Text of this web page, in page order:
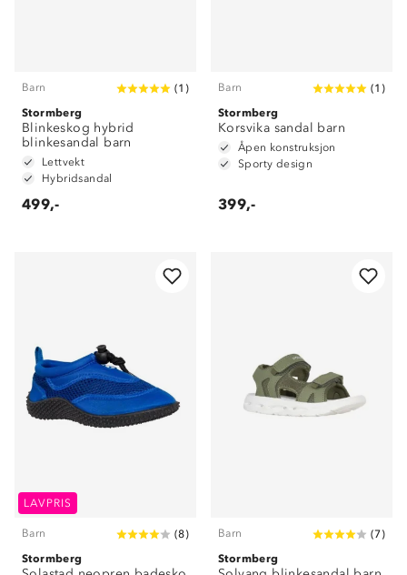
Barn (1 )
Stormberg
Blinkeskog hybrid
blinkesandal barn
Lettvekt
Hybridsandal
499,-
Barn (1 )
Stormberg
Korsvika sandal barn
Åpen konstruksjon
Sporty design
399,-
LAVPRIS
Barn (8)
Stormberg
Barn (7)
Stormberg